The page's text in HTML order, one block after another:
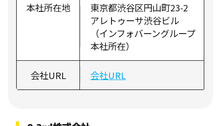
本社所在地
東京都渋谷区円山町23‑2
アレトゥーサ渋谷ビル
（インフォバーングループ
本社所在）
会社URL 会社URL